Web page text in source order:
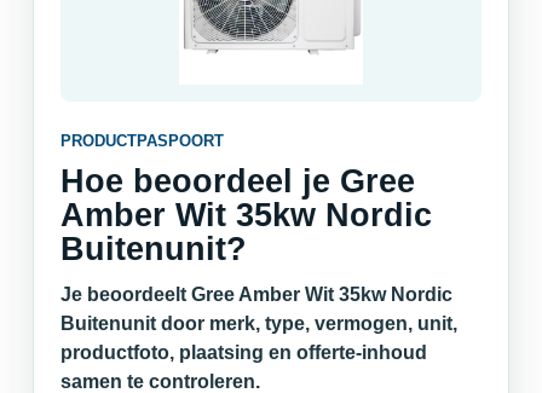
PRODUCTPASPOORT
Hoe beoordeel je Gree
Amber Wit 35kw Nordic
Buitenunit?
Je beoordeelt Gree Amber Wit 35kw Nordic
Buitenunit door merk, type, vermogen, unit,
productfoto, plaatsing en offerte-inhoud
samen te controleren.